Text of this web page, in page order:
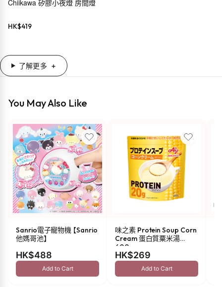
Chiikawa 矽膠小夜燈 房間燈
HK$419
了解更多
You May Also Like
Sanrio電子寵物機 【Sanrio
他媽哥池】
HK$488
Add to Cart
味之素 Protein Soup Corn
Cream 蛋白質粟米湯
600g
HK$269
Add to Cart